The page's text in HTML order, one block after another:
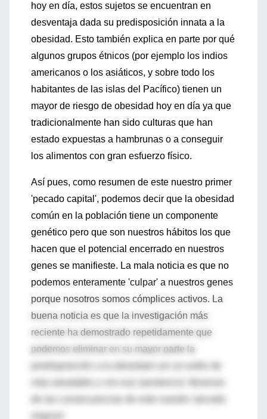
hoy en día, estos sujetos se encuentran en
desventaja dada su predisposición innata a la
obesidad. Esto también explica en parte por qué
algunos grupos étnicos (por ejemplo los indios
americanos o los asiáticos, y sobre todo los
habitantes de las islas del Pacífico) tienen un
mayor de riesgo de obesidad hoy en día ya que
tradicionalmente han sido culturas que han
estado expuestas a hambrunas o a conseguir
los alimentos con gran esfuerzo físico.
Así pues, como resumen de este nuestro primer
'pecado capital', podemos decir que la obesidad
común en la población tiene un componente
genético pero que son nuestros hábitos los que
hacen que el potencial encerrado en nuestros
genes se manifieste. La mala noticia es que no
podemos enteramente 'culpar' a nuestros genes
porque nosotros somos cómplices activos. La
buena noticia es que la investigación más
reciente ha demostrado repetidamente que
podemos eliminar en su mayor parte la
original'.